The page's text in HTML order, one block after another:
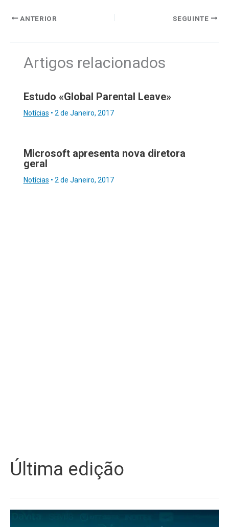
ANTERIOR SEGUINTE
Artigos relacionados
Estudo «Global Parental Leave»
Notícias • 2 de Janeiro, 2017
Microsoft apresenta nova diretora
geral
Notícias • 2 de Janeiro, 2017
Última edição